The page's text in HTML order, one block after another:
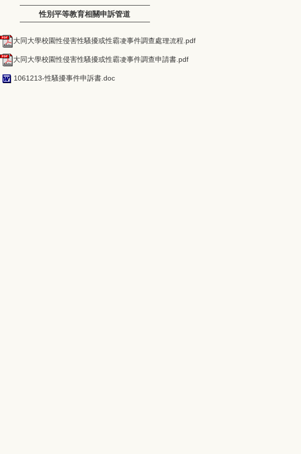
性別平等教育相關申訴管道
大同大學校園性侵害性騷擾或性霸凌事件調查處理流程.pdf
大同大學校園性侵害性騷擾或性霸凌事件調查申請書.pdf
1061213-性騷擾事件申訴書.doc